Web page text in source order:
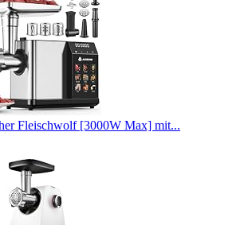
Fleischwolf [3000W Max] mit...